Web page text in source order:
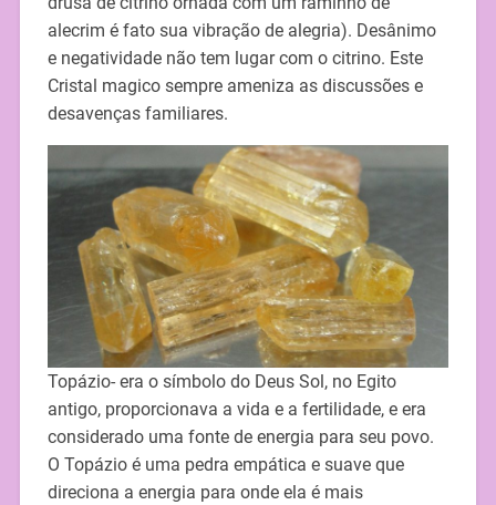
alecrim é fato sua vibração de alegria). Desânimo
e negatividade não tem lugar com o citrino. Este
Cristal magico sempre ameniza as discussões e
desavenças familiares.
Topázio- era o símbolo do Deus Sol, no Egito
antigo, proporcionava a vida e a fertilidade, e era
considerado uma fonte de energia para seu povo.
O Topázio é uma pedra empática e suave que
direciona a energia para onde ela é mais